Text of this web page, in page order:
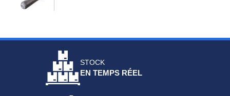
STOCK
EN TEMPS RÉEL